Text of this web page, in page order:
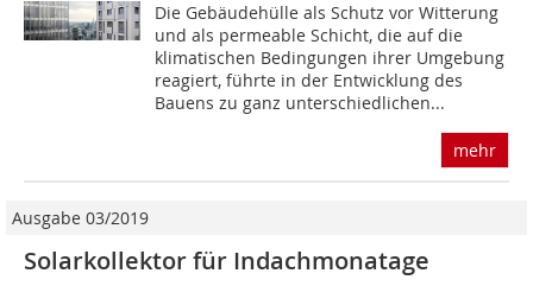
Die Gebäudehülle als Schutz vor Witterung
und als permeable Schicht, die auf die
klimatischen Bedingungen ihrer Umgebung
reagiert, führte in der Entwicklung des
Bauens zu ganz unterschiedlichen...
mehr
Ausgabe 03/2019
Solarkollektor für Indachmonatage